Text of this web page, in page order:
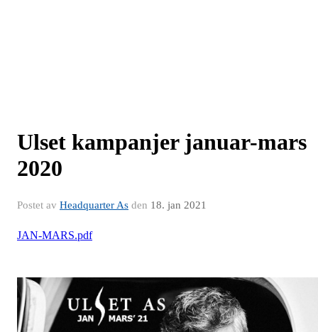
Ulset kampanjer januar-mars
2020
Postet av Headquarter As den 18. jan 2021
JAN-MARS.pdf